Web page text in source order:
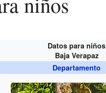
Datos para niños
Baja Verapaz
Departamento